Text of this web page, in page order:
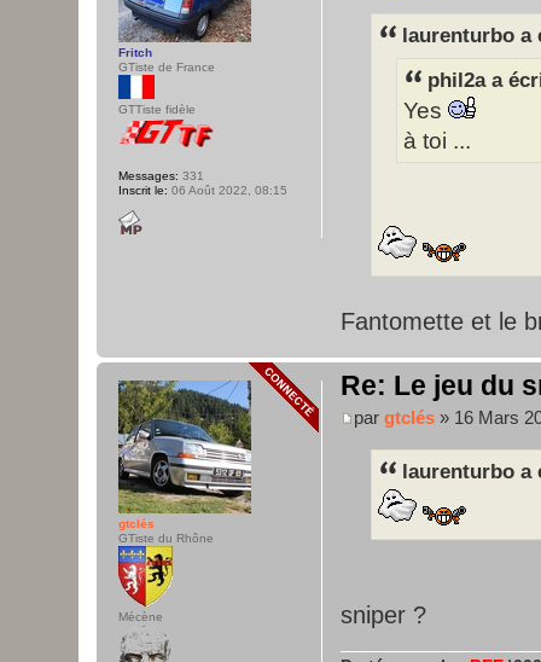
laurenturbo a
phil2a a
Yes
à toi ...
Fantomette et le
Fritch
GTiste de France
GTTiste fidèle
Messages: 331
Inscrit le: 06 Août 2022, 08:15
Re: Le jeu du
par gtclés » 16 Mars
laurenturbo a
sniper ?
gtclés
GTiste du Rhône
Mécène